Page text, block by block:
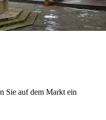
Sie auf dem Markt ein